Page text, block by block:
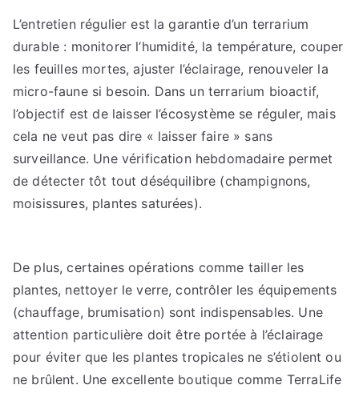
L’entretien régulier est la garantie d’un terrarium
durable : monitorer l’humidité, la température, couper
les feuilles mortes, ajuster l’éclairage, renouveler la
micro-faune si besoin. Dans un terrarium bioactif,
l’objectif est de laisser l’écosystème se réguler, mais
cela ne veut pas dire « laisser faire » sans
surveillance. Une vérification hebdomadaire permet
de détecter tôt tout déséquilibre (champignons,
moisissures, plantes saturées).
De plus, certaines opérations comme tailler les
plantes, nettoyer le verre, contrôler les équipements
(chauffage, brumisation) sont indispensables. Une
attention particulière doit être portée à l’éclairage
pour éviter que les plantes tropicales ne s’étiolent ou
ne brûlent. Une excellente boutique comme TerraLife